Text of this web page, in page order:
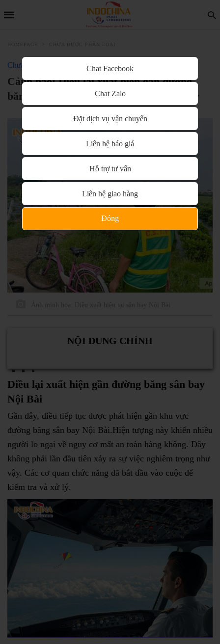
Chưa được phân loại
Cảnh báo: Diều lại xuất hiện gần đường
băng sân bay Nội Bài, đe dọa an toàn bay
NỘI DUNG CHÍNH
Diều lại xuất hiện gần đường băng sân bay
Nội Bài
Gần đây, diều tiếp tục được phát hiện gần khu vực
đường băng sân bay Nội Bài.Hiện tượng này khiến nhiều
người lo ngại về nguy cơ mất an toàn hàng không. Đây
không phải lần đầu tiên xảy ra sự việc nghiêm trọng như
vậy. Các cơ quan chức năng đã bắt đầu vào cuộc để
kiểm tra và xử lý.
Chat Facebook
Chat Zalo
Đặt dịch vụ vận chuyển
Liên hệ báo giá
Hỗ trợ tư vấn
Liên hệ giao hàng
Đóng